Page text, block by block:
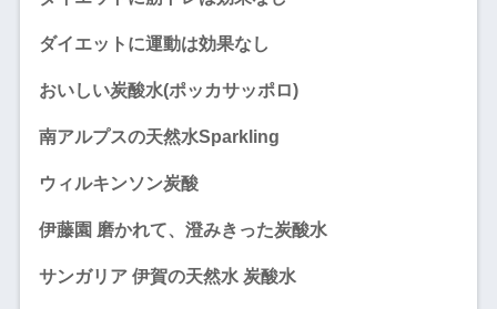
ダイエットに運動は効果なし
おいしい炭酸水(ポッカサッポロ)
南アルプスの天然水Sparkling
ウィルキンソン炭酸
伊藤園 磨かれて、澄みきった炭酸水
サンガリア 伊賀の天然水 炭酸水